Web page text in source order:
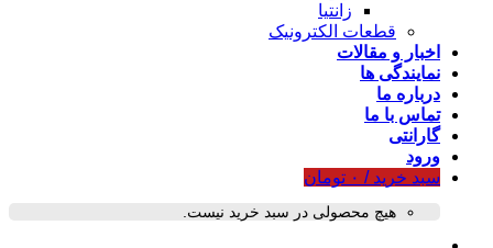
زانتیا
قطعات الکترونیک
اخبار و مقالات
نمایندگی ها
درباره ما
تماس با ما
گارانتی
ورود
سبد خرید / ۰ تومان
هیچ محصولی در سبد خرید نیست.